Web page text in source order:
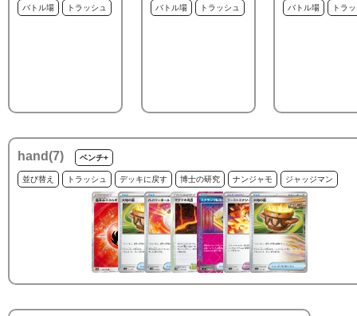
バトル場 トラッシュ バトル場 トラッシュ バトル場 トラ
hand(7) ベンチ+
並び替え トラッシュ デッキに戻す 博士の研究 ナンジャモ ジャッジマン